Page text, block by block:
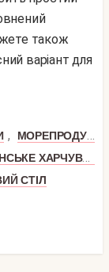
також
варіант для
,
МОРЕПРОДУКТИ
ХАРЧУВАННЯ
СТІЛ